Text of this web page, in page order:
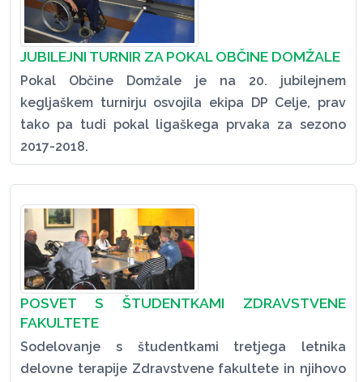
JUBILEJNI TURNIR ZA POKAL OBČINE DOMŽALE
Pokal Občine Domžale je na 20. jubilejnem
kegljaškem turnirju osvojila ekipa DP Celje, prav
tako pa tudi pokal ligaškega prvaka za sezono
2017-2018.
POSVET S ŠTUDENTKAMI ZDRAVSTVENE
FAKULTETE
Sodelovanje s študentkami tretjega letnika
delovne terapije Zdravstvene fakultete in njihovo